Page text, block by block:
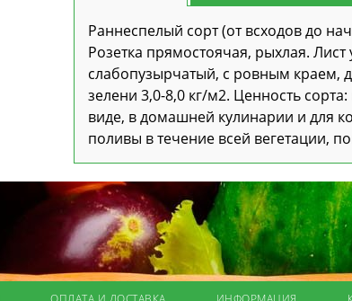
Раннеспелый сорт (от всходов до
Розетка прямостоячая, рыхлая.
слабопузырчатый, с ровным краем,
зелени 3,0-8,0 кг/м2. Ценность
виде, в домашней кулинарии и для
поливы в течение всей вегетации,